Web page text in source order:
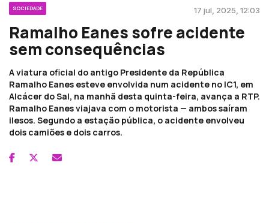
SOCIEDADE 17 jul, 2025, 12:03
Ramalho Eanes sofre acidente
sem consequências
A viatura oficial do antigo Presidente da República
Ramalho Eanes esteve envolvida num acidente no IC1, em
Alcácer do Sal, na manhã desta quinta-feira, avança a RTP.
Ramalho Eanes viajava com o motorista — ambos saíram
ilesos. Segundo a estação pública, o acidente envolveu
dois camiões e dois carros.